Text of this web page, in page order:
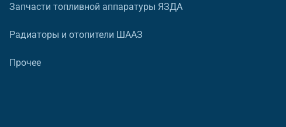
Запчасти топливной аппаратуры ЯЗДА
Радиаторы и отопители ШААЗ
Прочее